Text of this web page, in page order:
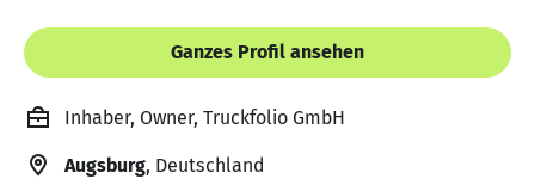
Ganzes Profil ansehen
Inhaber, Owner, Truckfolio GmbH
Augsburg, Deutschland